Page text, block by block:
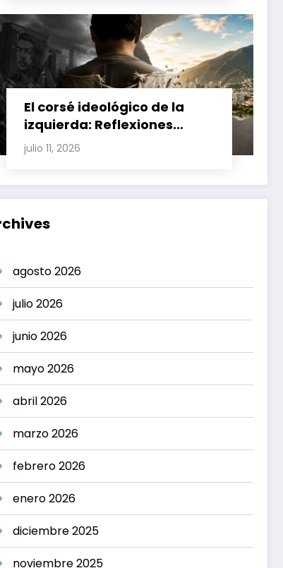
El corsé ideológico de la
izquierda: Reflexiones
sobre el fracaso chavista y
la crisis moral en América
julio 11, 2026
agosto 2026
julio 2026
junio 2026
mayo 2026
abril 2026
marzo 2026
febrero 2026
enero 2026
diciembre 2025
noviembre 2025